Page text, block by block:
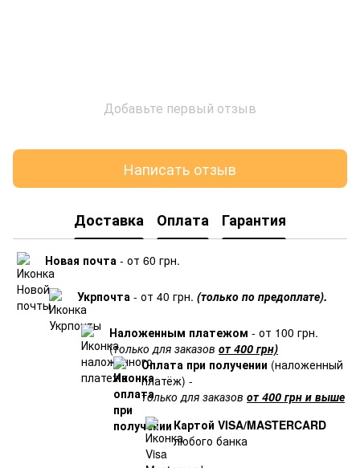
Добавьте первый отзыв
Написать отзыв
Доставка Оплата Гарантия
Новая почта - от 60 грн.
Укрпочта - от 40 грн. (только по предоплате).
Наложенным платежом - от 100 грн.
(только для заказов от 400 грн)
Оплата при получении (наложенный
платёж) -
только для заказов от 400 грн и выше
Картой VISA/MASTERCARD
любого банка